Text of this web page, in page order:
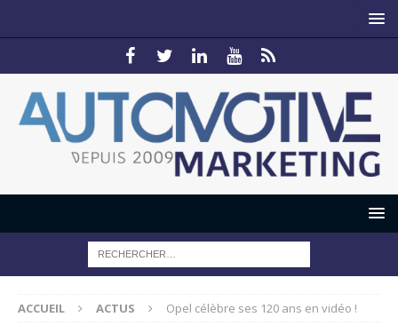
ACCUEIL ACTUS Opel célèbre ses 120 ans en vidéo !